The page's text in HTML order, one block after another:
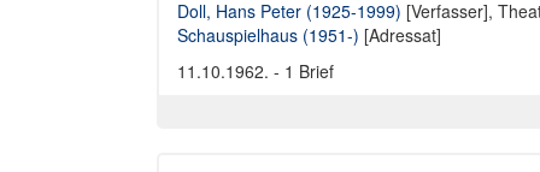
Doll, Hans Peter (1925-1999) [Verfasser],
Schauspielhaus (1951-) [Adressat]
11.10.1962. - 1 Brief